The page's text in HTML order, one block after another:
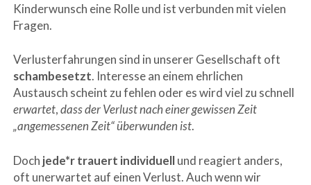
Kinderwunsch eine Rolle und ist verbunden mit vielen
Fragen.
Verlusterfahrungen sind in unserer Gesellschaft oft
schambesetzt. Interesse an einem ehrlichen
Austausch scheint zu fehlen oder es wird viel zu schnell
erwartet,dass der Verlust nach einer gewissen Zeit
„angemessenen Zeit“ überwunden ist.
Doch jede*r trauert individuellund reagiert anders,
oft unerwartet auf einen Verlust. Auch wenn wir